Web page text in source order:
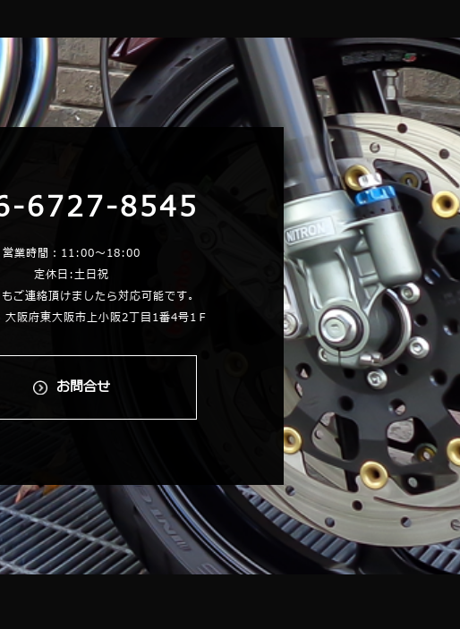
6727-8545
営業時間：11:00～18:00
定休日:土日祝
ご連絡頂けましたら対応可能です。
阪府東大阪市上小阪2丁目1番4号1Ｆ
お問合せ